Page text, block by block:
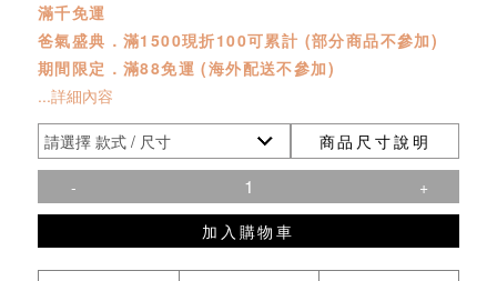
滿千免運
爸氣盛典．滿1500現折100可累計 (部分商品不參加)
期間限定．滿88免運 (海外配送不參加)
...詳細內容
商品尺寸說明
-
+
加入購物車